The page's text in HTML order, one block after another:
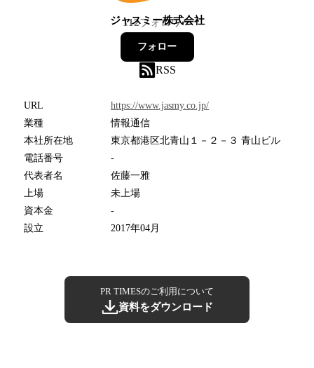
ジャスミー株式会社
112フォロワー
フォロー
RSS
URL
https://www.jasmy.co.jp/
業種
情報通信
本社所在地
東京都港区北青山１－２－３ 青山ビル
電話番号
-
代表者名
佐藤一雅
上場
未上場
資本金
-
設立
2017年04月
PR TIMESのご利用について
資料をダウンロード